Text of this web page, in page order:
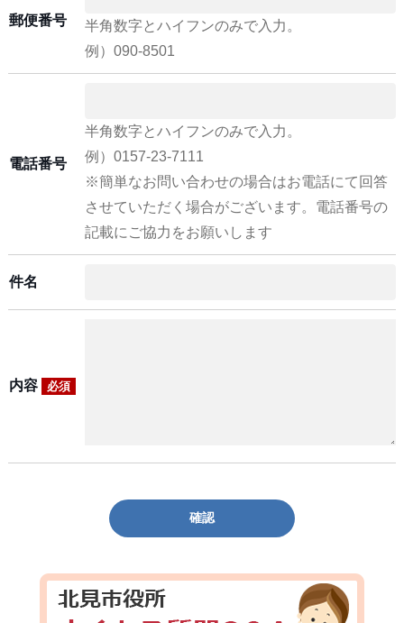
郵便番号
半角数字とハイフンのみで入力。
例）090-8501
電話番号
半角数字とハイフンのみで入力。
例）0157-23-7111
※簡単なお問い合わせの場合はお電話にて回答
させていただく場合がございます。電話番号の
記載にご協力をお願いします
件名
内容 必須
確認